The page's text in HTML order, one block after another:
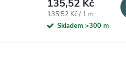
135,52 Kč
Měrná cena:
135,52 Kč / 1 m
Skladem >300 m